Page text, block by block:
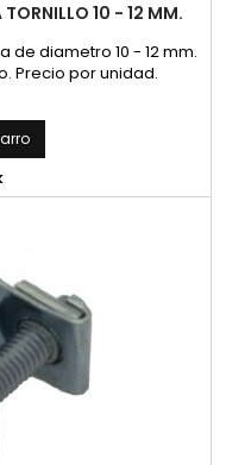
10 - 12 MM.
diametro 10 - 12 mm.
Precio por unidad.